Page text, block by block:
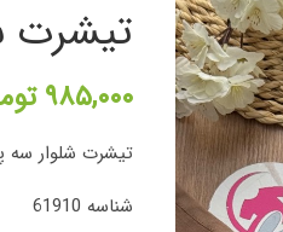
تیشرت
۹۸۵,۰۰۰
تیشرت شلوار سه
شناسه 61910